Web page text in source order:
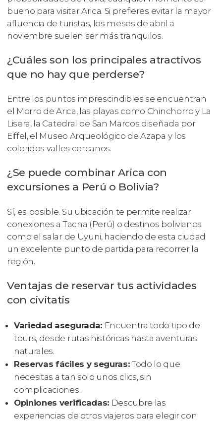
bueno para visitar Arica. Si prefieres evitar la mayor
afluencia de turistas, los meses de abril a
noviembre suelen ser más tranquilos.
¿Cuáles son los principales atractivos
que no hay que perderse?
Entre los puntos imprescindibles se encuentran
el Morro de Arica, las playas como Chinchorro y La
Lisera, la Catedral de San Marcos diseñada por
Eiffel, el Museo Arqueológico de Azapa y los
coloridos valles cercanos.
¿Se puede combinar Arica con
excursiones a Perú o Bolivia?
Sí, es posible. Su ubicación te permite realizar
conexiones a Tacna (Perú) o destinos bolivianos
como el salar de Uyuni, haciendo de esta ciudad
un excelente punto de partida para recorrer la
región.
Ventajas de reservar tus actividades
con civitatis
Variedad asegurada: Encuentra todo tipo de
tours, desde rutas históricas hasta aventuras
naturales.
Reservas fáciles y seguras:Todo lo que
necesitas a tan solo unos clics, sin
complicaciones.
Opiniones verificadas: Descubre las
experiencias de otros viajeros para elegir con